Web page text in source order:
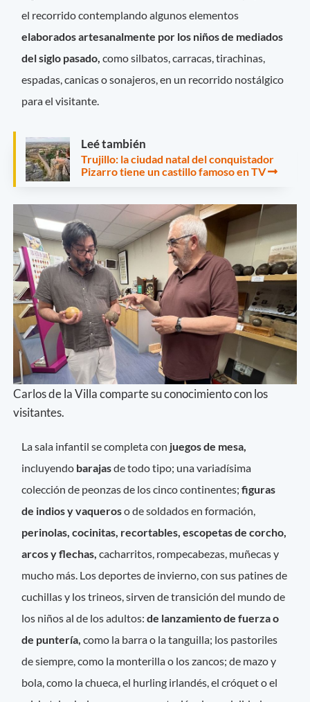
el recorrido contemplando algunos elementos
elaborados artesanalmente por los niños de mediados
del siglo pasado, como silbatos, carracas, tirachinas,
espadas, canicas o sonajeros, en un recorrido nostálgico
para el visitante.
Leé también
Trujillo: la ciudad natal del conquistador
Pizarro tiene un castillo famoso en TV
Carlos de la Villa comparte su conocimiento con los
visitantes.
La sala infantil se completa con juegos de mesa,
incluyendo barajasde todo tipo; una variadísima
colección de peonzas de los cinco continentes;figuras
de indios y vaqueroso de soldados en formación,
perinolas, cocinitas, recortables, escopetas de corcho,
arcos y flechas, cacharritos, rompecabezas, muñecas y
mucho más. Los deportes de invierno, con sus patines de
cuchillas y los trineos, sirven de transición del mundo de
los niños al de los adultos:de lanzamiento de fuerza o
de puntería, como la barra o la tanguilla; los pastoriles
de siempre, como la monterilla o los zancos; de mazo y
bola, como la chueca, el hurling irlandés, el cróquet o el